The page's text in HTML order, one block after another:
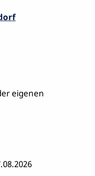
eigenen